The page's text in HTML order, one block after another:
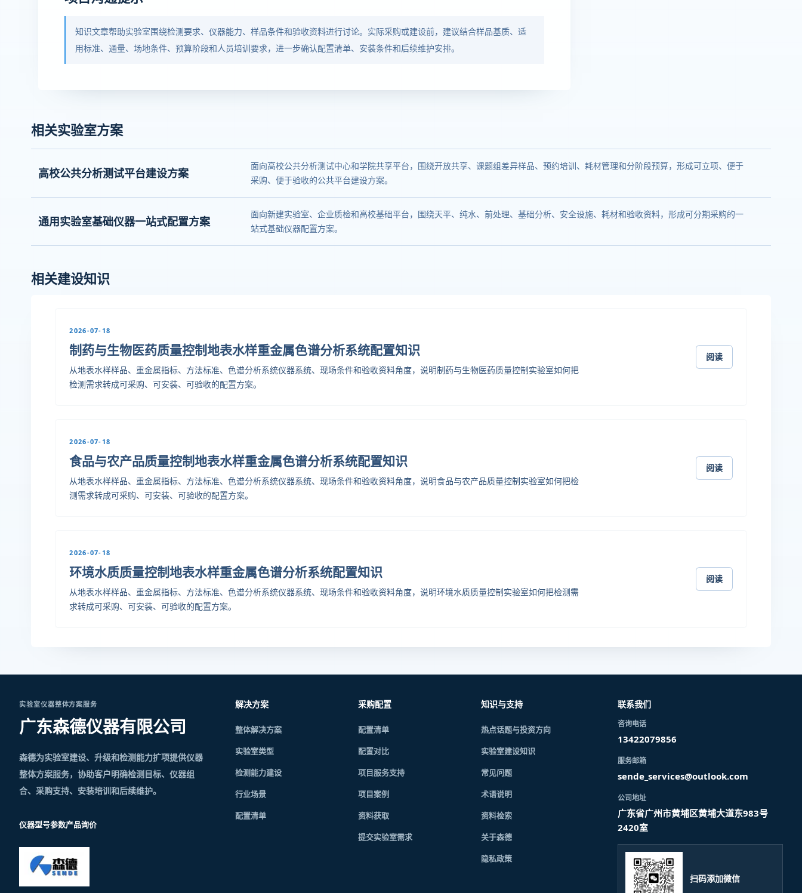
知识文章帮助实验室围绕检测要求、仪器能力、样品条件和验收资料进行讨论。实际采购或建设前，建议结合样品基质、适
用标准、通量、场地条件、预算阶段和人员培训要求，进一步确认配置清单、安装条件和后续维护安排。
相关实验室方案
高校公共分析测试平台建设方案
面向高校公共分析测试中心和学院共享平台，围绕开放共享、课题组差异样品、预约培训、耗材管理和分阶段预算，形成可立项、便于
采购、便于验收的公共平台建设方案。
通用实验室基础仪器一站式配置方案
面向新建实验室、企业质检和高校基础平台，围绕天平、纯水、前处理、基础分析、安全设施、耗材和验收资料，形成可分期采购的一
站式基础仪器配置方案。
相关建设知识
2026-07-18
制药与生物医药质量控制地表水样重金属色谱分析系统配置知识
从地表水样样品、重金属指标、方法标准、色谱分析系统仪器系统、现场条件和验收资料角度，说明制药与生物医药质量控制实验室如何把
检测需求转成可采购、可安装、可验收的配置方案。
阅读
2026-07-18
食品与农产品质量控制地表水样重金属色谱分析系统配置知识
从地表水样样品、重金属指标、方法标准、色谱分析系统仪器系统、现场条件和验收资料角度，说明食品与农产品质量控制实验室如何把检
测需求转成可采购、可安装、可验收的配置方案。
阅读
2026-07-18
环境水质质量控制地表水样重金属色谱分析系统配置知识
从地表水样样品、重金属指标、方法标准、色谱分析系统仪器系统、现场条件和验收资料角度，说明环境水质质量控制实验室如何把检测需
求转成可采购、可安装、可验收的配置方案。
阅读
实验室仪器整体方案服务
广东森德仪器有限公司
森德为实验室建设、升级和检测能力扩项提供仪器
整体方案服务，协助客户明确检测目标、仪器组
合、采购支持、安装培训和后续维护。
仪器型号参数产品询价
解决方案
整体解决方案
实验室类型
检测能力建设
行业场景
配置清单
采购配置
配置清单
配置对比
项目服务支持
项目案例
资料获取
提交实验室需求
知识与支持
热点话题与投资方向
实验室建设知识
常见问题
术语说明
资料检索
关于森德
隐私政策
联系我们
咨询电话
13422079856
服务邮箱
sende_services@outlook.com
公司地址
广东省广州市黄埔区黄埔大道东983号
2420室
扫码添加微信